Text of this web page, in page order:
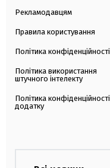
Рекламодавцям
Правила користування
Політика конфіденційності
Політика використання
штучного інтелекту
Політика конфіденційності
додатку